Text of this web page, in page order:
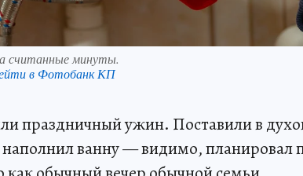
считанные минуты.
в Фотобанк КП
праздничный ужин. Поставили в
ванну — видимо, планировал